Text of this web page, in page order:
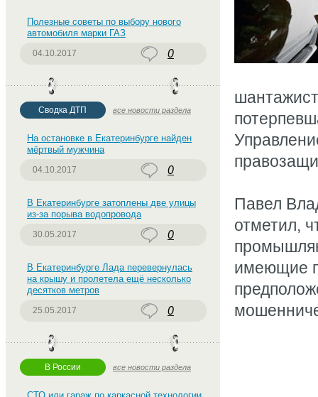
Павел
отметил,
имеющие
Полезные советы по выбору нового
автомобиля марки ГАЗ
04.10.2017 0
Сводка ДТП все новости раздела
На остановке в Екатеринбурге найден
мёртвый мужчина
04.10.2017 0
В Екатеринбурге затоплены две улицы
из-за порыва водопровода
30.05.2017 0
В Екатеринбурге Лада перевернулась
на крышу и пролетела ещё несколько
десятков метров
25.05.2017 0
В России все новости раздела